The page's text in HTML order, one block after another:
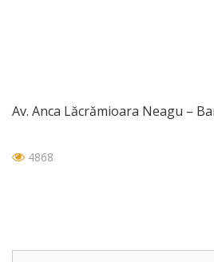
Av. Anca Lăcrămioara Neagu –
4868